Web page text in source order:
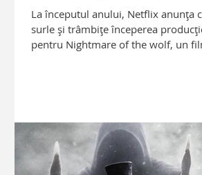
Witcher Blood
La începutul anului, Netflix anunţa
surle şi trâmbiţe începerea
pentru Nightmare of the wolf, un